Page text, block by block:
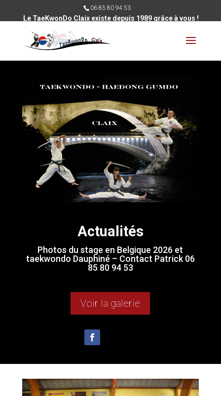
06 85 80 94 53
Le TaeKwonDo Claix existe depuis 1989 grâce à vous !
Actualités
Photos du stage en Belgique 2026 et
taekwondo Dauphiné – Contact Patrick 06
85 80 94 53
Voir la galerie